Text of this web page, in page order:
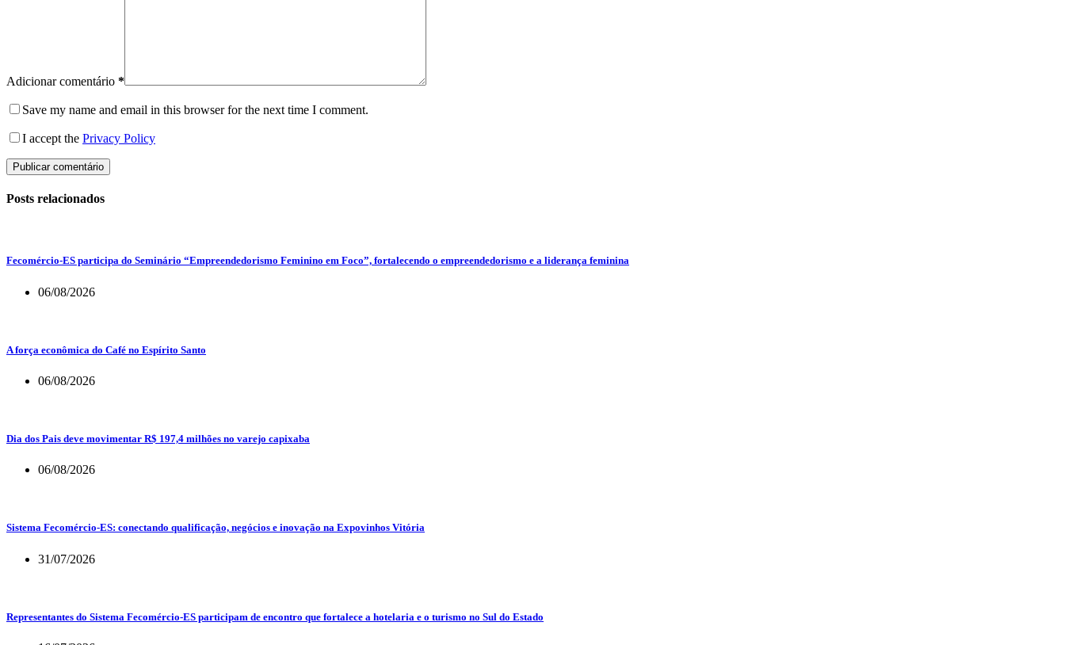
Adicionar comentário *
Save my name and email in this browser for the next time I comment.
I accept the Privacy Policy
Publicar comentário
Posts relacionados
Fecomércio-ES participa do Seminário “Empreendedorismo Feminino em Foco”, fortalecendo o empreendedorismo e a liderança feminina
06/08/2026
A força econômica do Café no Espírito Santo
06/08/2026
Dia dos Pais deve movimentar R$ 197,4 milhões no varejo capixaba
06/08/2026
Sistema Fecomércio-ES: conectando qualificação, negócios e inovação na Expovinhos Vitória
31/07/2026
Representantes do Sistema Fecomércio-ES participam de encontro que fortalece a hotelaria e o turismo no Sul do Estado